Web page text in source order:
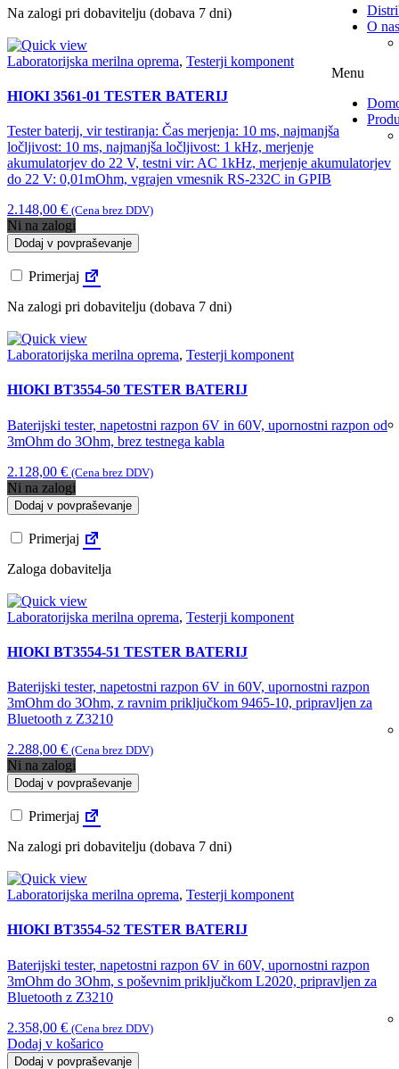
O nas
Menu
Na zalogi pri dobavitelju (dobava 7 dni)
Laboratorijska merilna oprema, Testerji komponent
HIOKI 3561-01 TESTER BATERIJ
Tester baterij, vir testiranja: Čas merjenja: 10 ms, najmanjša
ločljivost: 10 ms, najmanjša ločljivost: 1 kHz, merjenje
akumulatorjev do 22 V, testni vir: AC 1kHz, merjenje akumulatorjev
do 22 V: 0,01mOhm, vgrajen vmesnik RS-232C in GPIB
2.148,00 € (Cena brez DDV)
Ni na zalogi
Dodaj v povpraševanje
Primerjaj
Na zalogi pri dobavitelju (dobava 7 dni)
Laboratorijska merilna oprema, Testerji komponent
HIOKI BT3554-50 TESTER BATERIJ
Baterijski tester, napetostni razpon 6V in 60V, upornostni razpon od
3mOhm do 3Ohm, brez testnega kabla
2.128,00 € (Cena brez DDV)
Ni na zalogi
Dodaj v povpraševanje
Primerjaj
Zaloga dobavitelja
Laboratorijska merilna oprema, Testerji komponent
HIOKI BT3554-51 TESTER BATERIJ
Baterijski tester, napetostni razpon 6V in 60V, upornostni razpon
3mOhm do 3Ohm, z ravnim priključkom 9465-10, pripravljen za
Bluetooth z Z3210
2.288,00 € (Cena brez DDV)
Ni na zalogi
Dodaj v povpraševanje
Primerjaj
Na zalogi pri dobavitelju (dobava 7 dni)
Laboratorijska merilna oprema, Testerji komponent
HIOKI BT3554-52 TESTER BATERIJ
Baterijski tester, napetostni razpon 6V in 60V, upornostni razpon
3mOhm do 3Ohm, s poševnim priključkom L2020, pripravljen za
Bluetooth z Z3210
2.358,00 € (Cena brez DDV)
Dodaj v košarico
Dodaj v povpraševanje